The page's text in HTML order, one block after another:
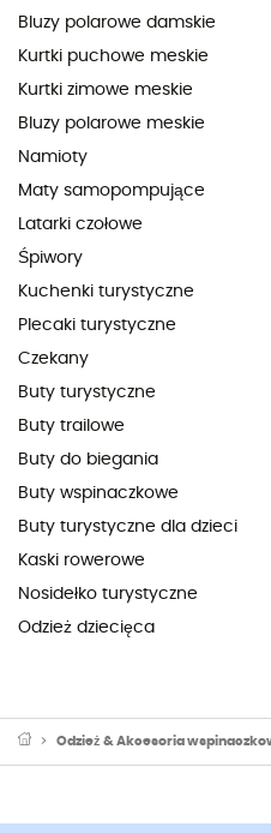
Bluzy polarowe damskie
Kurtki puchowe meskie
Kurtki zimowe meskie
Bluzy polarowe meskie
Namioty
Maty samopompujące
Latarki czołowe
Śpiwory
Kuchenki turystyczne
Plecaki turystyczne
Czekany
Buty turystyczne
Buty trailowe
Buty do biegania
Buty wspinaczkowe
Buty turystyczne dla dzieci
Kaski rowerowe
Nosidełko turystyczne
Odzież dziecięca
Odzież & Akcesoria